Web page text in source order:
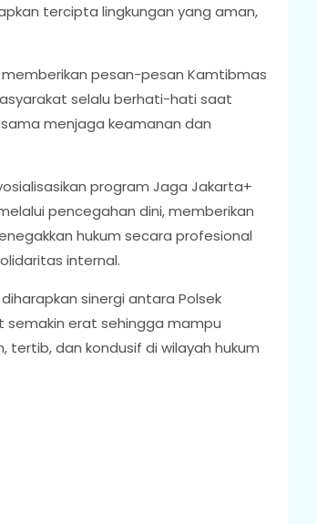
tercipta lingkungan yang aman,
pesan-pesan Kamtibmas
selalu berhati-hati saat
menjaga keamanan dan
program Jaga Jakarta+
pencegahan dini, memberikan
hukum secara profesional
internal.
sinergi antara Polsek
semakin erat sehingga mampu
dan kondusif di wilayah hukum